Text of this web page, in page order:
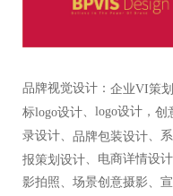
品牌视觉设计： 企业VI策
标logo设计、logo设计， 创
录设计、 品牌包装设计 、
报策划设计 、电商详情设
影拍照、场景创意摄影、